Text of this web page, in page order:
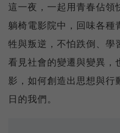
這一夜，一起用青春佔領
躺椅電影院中，回味各種
牲與叛逆，不怕跌倒、學
看見社會的變遷與變異，
影，如何創造出思想與行
日的我們。